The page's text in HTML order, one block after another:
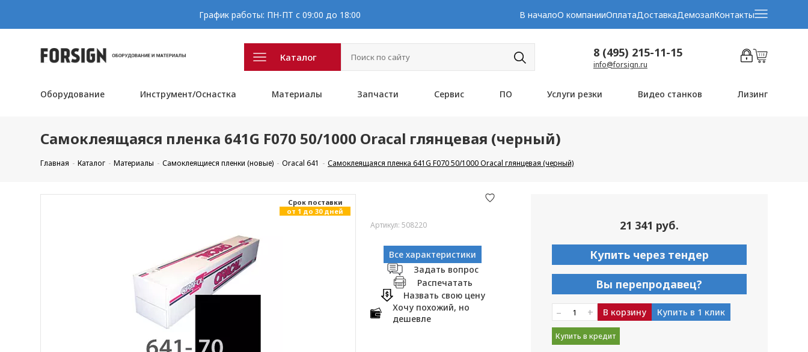
График работы: ПН-ПТ с 09:00 до 18:00 В началоО компанииОплатаДоставкаДемозалКонтакты
Каталог 8 (495) 215-11-15
info@forsign.ru
Оборудование Инструмент/Оснастка Материалы Запчасти Сервис ПО Услуги резки Видео станков Лизинг
Самоклеящаяся пленка 641G F070 50/1000 Oracal глянцевая (черный)
Главная Каталог Материалы Самоклеящиеся пленки (новые) Oracal 641 Самоклеящаяся пленка 641G F070 50/1000 Oracal глянцевая (черный)
Cрок поставки
от 1 до 30 дней
Артикул: 508220
Все характеристики
Задать вопрос
Распечатать
Назвать свою цену
Хочу похожий, но
дешевле
21 341 руб.
Купить через тендер
Вы перепродавец?
– + В корзину Купить в 1 клик
Купить в кредит